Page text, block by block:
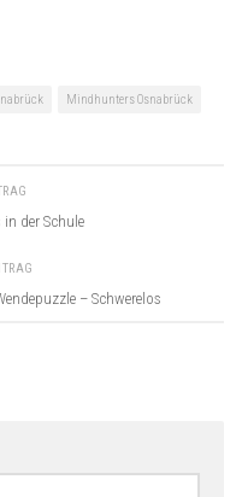
Mindhunters Osnabrück
der Schule
– Schwerelos